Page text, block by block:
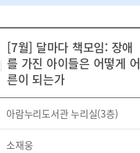
[7월] 달마다 책모임: 장애
를 가진 아이들은 어떻게 어
른이 되는가
아람누리도서관 누리실(3층)
소재웅